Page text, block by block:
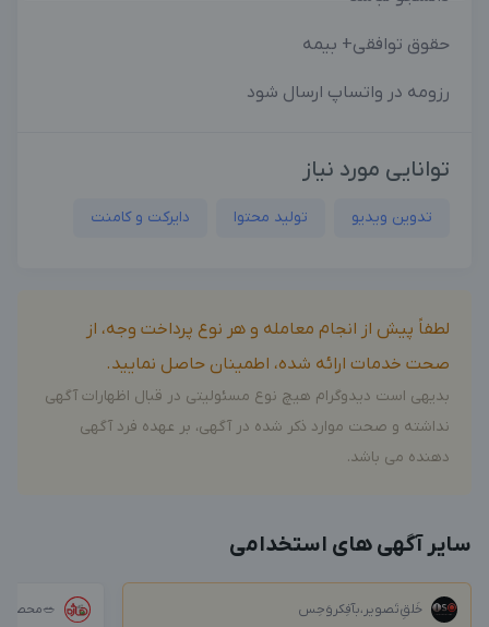
حقوق توافقی+ بیمه
رزومه در واتساپ ارسال شود
توانایی مورد نیاز
تدوین‌ ویدیو تولید محتوا دایرکت و کامنت
لطفاً پیش از انجام معامله و هر نوع پرداخت وجه، از
صحت خدمات ارائه شده، اطمینان حاصل نمایید.
بدیهی است دیدوگرام هیچ نوع مسئولیتی در قبال اظهارات آگهی
نداشته و صحت موارد ذکر شده در آگهی، بر عهده فرد آگهی
دهنده می باشد.
سایر آگهی های استخدامی
خَلق‌ِتَصویر،بآفِکروَحِس